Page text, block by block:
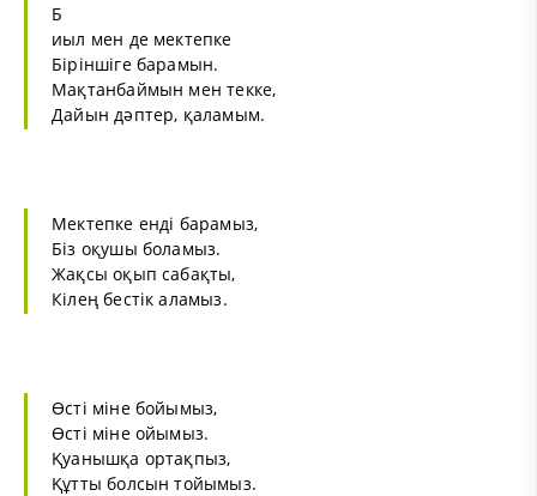
Б
иыл мен де мектепке
Біріншіге барамын.
Мақтанбаймын мен текке,
Дайын дәптер, қаламым.
Мектепке енді барамыз,
Біз оқушы боламыз.
Жақсы оқып сабақты,
Кілең бестік аламыз.
Өсті міне бойымыз,
Өсті міне ойымыз.
Қуанышқа ортақпыз,
Құтты болсын тойымыз.